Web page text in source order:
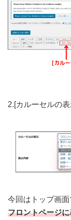
2.[カルーセルの
今回はトップ画
フロントページ